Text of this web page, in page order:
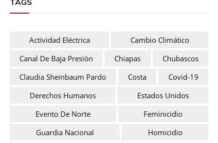
Actividad Eléctrica
Cambio Climático
Canal De Baja Presión
Chiapas
Chubascos
Claudia Sheinbaum Pardo
Costa
Covid-19
Derechos Humanos
Estados Unidos
Evento De Norte
Feminicidio
Guardia Nacional
Homicidio